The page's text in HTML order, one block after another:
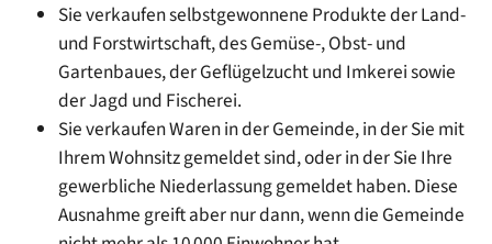
Sie verkaufen selbstgewonnene Produkte der Land-
und Forstwirtschaft, des Gemüse-, Obst- und
Gartenbaues, der Geflügelzucht und Imkerei sowie
der Jagd und Fischerei.
Sie verkaufen Waren in der Gemeinde, in der Sie mit
Ihrem Wohnsitz gemeldet sind, oder in der Sie Ihre
gewerbliche Niederlassung gemeldet haben. Diese
Ausnahme greift aber nur dann, wenn die Gemeinde